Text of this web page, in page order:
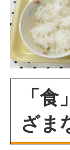
「
ざま